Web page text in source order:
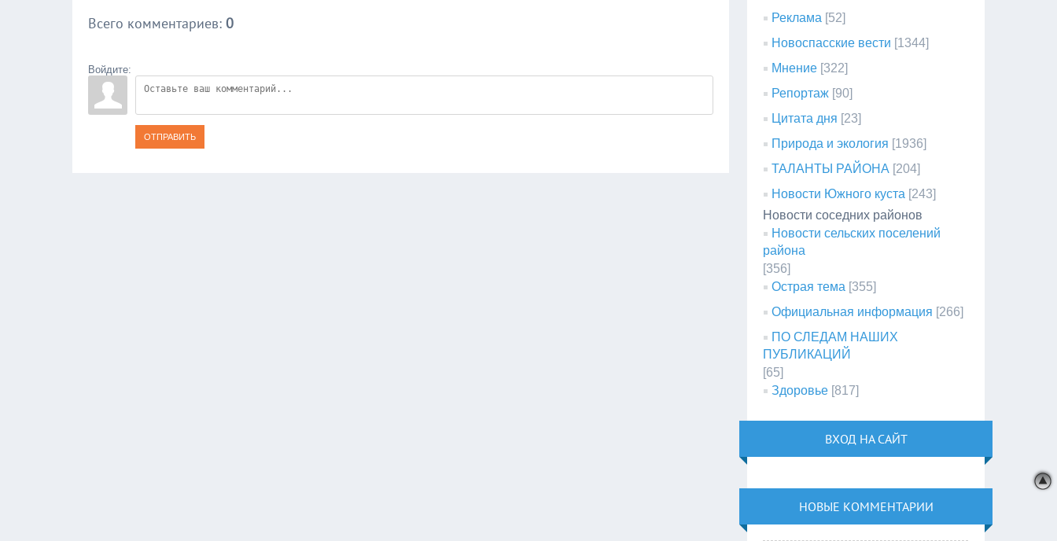
Всего комментариев: 0
Войдите:
ОТПРАВИТЬ
Реклама [52]
Новоспасские вести [1344]
Мнение [322]
Репортаж [90]
Цитата дня [23]
Природа и экология [1936]
ТАЛАНТЫ РАЙОНА [204]
Новости Южного куста [243]
Новости соседних районов
Новости сельских поселений
района
[356]
Острая тема [355]
Официальная информация [266]
ПО СЛЕДАМ НАШИХ
ПУБЛИКАЦИЙ
[65]
Здоровье [817]
ВХОД НА САЙТ
НОВЫЕ КОММЕНТАРИИ